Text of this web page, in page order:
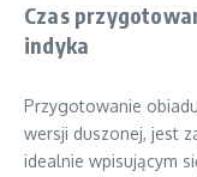
Czas
indyka
Przygotowanie
wersji duszonej, jest
idealnie wpisującym